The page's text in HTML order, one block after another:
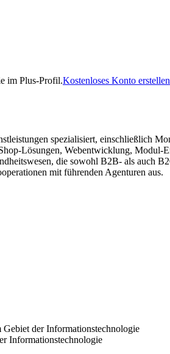
im Plus-Profil.Kostenloses Konto erstellen
spezialisiert, einschließlich
Lösungen, Webentwicklung,
die sowohl B2B- als auch
mit führenden Agenturen aus.
der Informationstechnologie
Informationstechnologie